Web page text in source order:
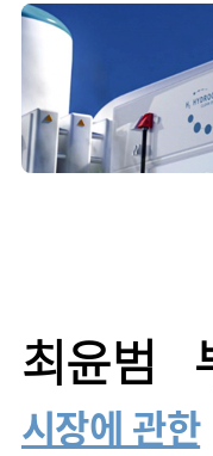
최윤범
시장에 관한